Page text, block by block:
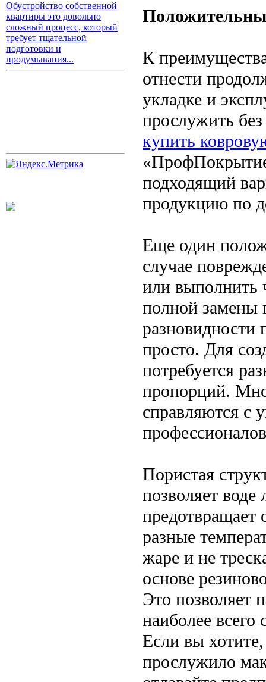
Обустройство собственной
квартиры это довольно
сложный процесс, который
требует тщательной
подготовки и
продумывания...
К
отнести
укладке и
прослужить
купить
подходящий
продукцию по
Еще один
случае
или выполнить
полной замены
разновидности
просто. Для
потребуется
пропорций.
справляются с
Пористая
позволяет воде
предотвращает
разные
жаре и не
основе
Это позволяет
наиболее всего
Если вы
прослужило